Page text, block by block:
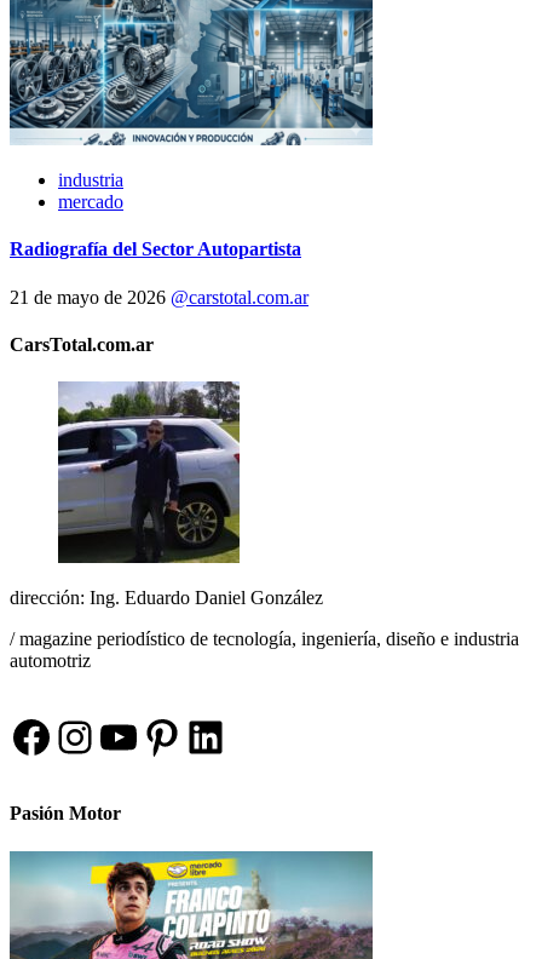
industria
mercado
Radiografía del Sector Autopartista
21 de mayo de 2026 @carstotal.com.ar
CarsTotal.com.ar
dirección: Ing. Eduardo Daniel González
/ magazine periodístico de tecnología, ingeniería, diseño e industria
automotriz
Facebook
Instagram
YouTube
Pinterest
LinkedIn
Pasión Motor